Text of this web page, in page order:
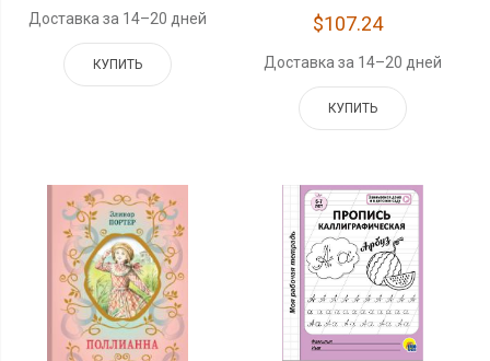
Доставка за 14–20 дней
КУПИТЬ
$107.24
Доставка за 14–20 дней
КУПИТЬ